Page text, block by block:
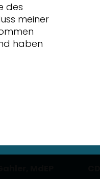
des
meiner
haben